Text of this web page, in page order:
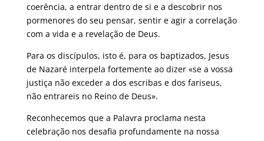
coerência, a entrar dentro de si e a descobrir nos
pormenores do seu pensar, sentir e agir a correlação
com a vida e a revelação de Deus.
Para os discípulos, isto é, para os baptizados, Jesus
de Nazaré interpela fortemente ao dizer «se a vossa
justiça não exceder a dos escribas e dos fariseus,
não entrareis no Reino de Deus».
Reconhecemos que a Palavra proclama nesta
celebração nos desafia profundamente na nossa